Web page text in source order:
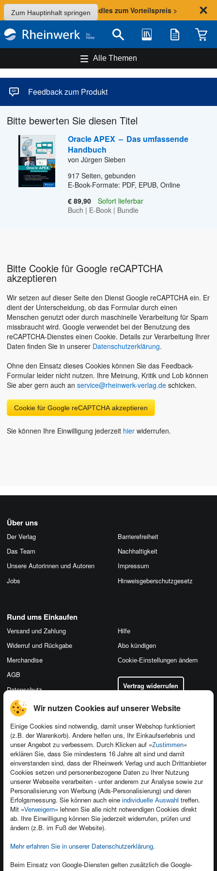
Wir nutzen Cookies auf unserer Website
Einige Cookies sind notwendig, damit unser Webshop funktioniert
(z.B. der Warenkorb). Andere helfen uns, Ihr Einkaufserlebnis und
unser Angebot zu verbessern. Durch Klicken auf »Zustimmen«
erklären Sie, dass Sie mindestens 16 Jahre alt sind und damit
einverstanden sind, dass der Rheinwerk Verlag und auch Drittanbieter
Cookies setzen und personenbezogene Daten zu Ihrer Nutzung
unserer Webseite verarbeiten - unter anderem zur Analyse sowie zur
Personalisierung von Werbung (Ads-Personalisierung) und deren
Erfolgsmessung. Sie können auch eine individuelle Auswahl treffen.
Mit »Verweigern« lehnen Sie alle nicht notwendigen Cookies direkt
ab. Ihre Einwilligung können Sie jederzeit widerrufen, prüfen und
ändern (z.B. im Fuß der Website).
Mehr erfahren Sie in unserer Datenschutzerklärung.
Beim Einsatz von Google-Diensten gelten zusätzlich die Google-
Zum Hauptinhalt springen
Sommer-Aktion: Bundles zum Vorteilspreis >
Suche Bibliothek Merkliste
Alle Themen
Feedback zum Produkt
Bitte bewerten Sie diesen Titel
Oracle APEX – Das umfassende
Handbuch
von Jürgen Sieben
917 Seiten, gebunden
E-Book-Formate: PDF, EPUB, Online
€ 89,90
Sofort lieferbar
Buch | E-Book | Bundle
Bitte Cookie für Google reCAPTCHA
akzeptieren
Wir setzen auf dieser Seite den Dienst Google reCAPTCHA ein. Er
dient der Unterscheidung, ob das Formular durch einen
Menschen genutzt oder durch maschinelle Verarbeitung für Spam
missbraucht wird. Google verwendet bei der Benutzung des
reCAPTCHA-Dienstes einen Cookie. Details zur Verarbeitung Ihrer
Daten finden Sie in unserer Datenschutzerklärung.
Ohne den Einsatz dieses Cookies können Sie das Feedback-
Formular leider nicht nutzen. Ihre Meinung, Kritik und Lob können
Sie aber gern auch an service@rheinwerk-verlag.de schicken.
Cookie für Google reCAPTCHA akzeptieren
Sie können Ihre Einwilligung jederzeit hier widerrufen.
Über uns
Der Verlag
Das Team
Unsere Autorinnen und Autoren
Jobs
Barrierefreiheit
Nachhaltigkeit
Impressum
Hinweis­geber­schutz­gesetz
Kontakt
Newsletter
Für Unternehmen
Presseservice
Dozentenservice
Produktfeedback
Foreign Rights
Ein Buch schreiben
Rund ums Einkaufen
Versand und Zahlung
Widerruf und Rückgabe
Merchandise
AGB
Datenschutz
Hilfe
Abo kündigen
Cookie-Einstellungen ändern
Vertrag widerrufen
Kundenservice
Wir sind gerne für Sie da!